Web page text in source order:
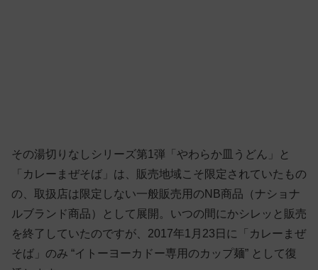
その湯切りなしシリーズ第1弾「やわらか皿うどん」と
「カレーまぜそば」は、販売地域こそ限定されていたもの
の、取扱店は限定しない一般販売用のNB商品（ナショナ
ルブランド商品）として展開。いつの間にかシレッと販売
を終了していたのですが、2017年1月23日に「カレーまぜ
そば」のみ “イトーヨーカドー専用のカップ麺” として復